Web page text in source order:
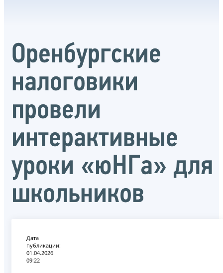
Оренбургские
налоговики
провели
интерактивные
уроки «юНГа» для
школьников
Дата
публикации:
01.04.2026
09:22